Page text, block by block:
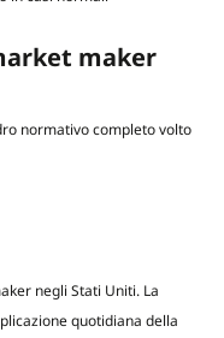
maker
normativo completo volto
negli Stati Uniti. La
quotidiana della